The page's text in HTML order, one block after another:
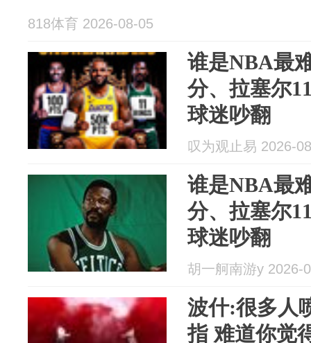
818体育 2026-08-05
谁是NBA最
分、拉塞尔
球迷吵翻
叹为观止易 2026-
谁是NBA最
分、拉塞尔
球迷吵翻
胡一舸南游y 2026-
波什:很多人
指 难道你觉